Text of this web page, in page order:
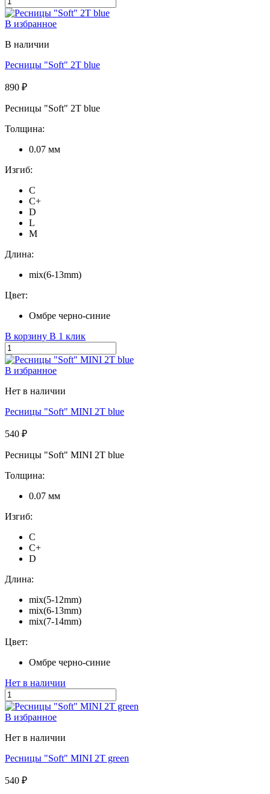
В избранное
В наличии
Ресницы "Soft" 2T blue
890 ₽
Ресницы "Soft" 2T blue
Толщина:
0.07 мм
Изгиб:
C
C+
D
L
M
Длина:
mix(6-13mm)
Цвет:
Омбре черно-синие
В корзину В 1 клик
В избранное
Нет в наличии
Ресницы "Soft" MINI 2T blue
540 ₽
Ресницы "Soft" MINI 2T blue
Толщина:
0.07 мм
Изгиб:
C
C+
D
Длина:
mix(5-12mm)
mix(6-13mm)
mix(7-14mm)
Цвет:
Омбре черно-синие
Нет в наличии
В избранное
Нет в наличии
Ресницы "Soft" MINI 2T green
540 ₽